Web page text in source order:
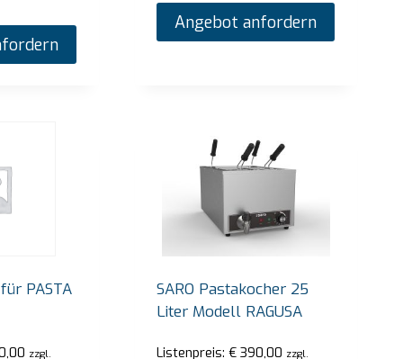
Angebot anfordern
PASTA
zzgl.
SARO Pastakocher 25
Liter Modell RAGUSA
Listenpreis:€ 390,00 zzgl.